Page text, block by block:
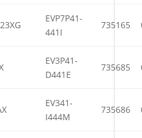
EVP7P41-
441I
735165
EV3P41-
D441E
735685
EV341-
I444M
735686